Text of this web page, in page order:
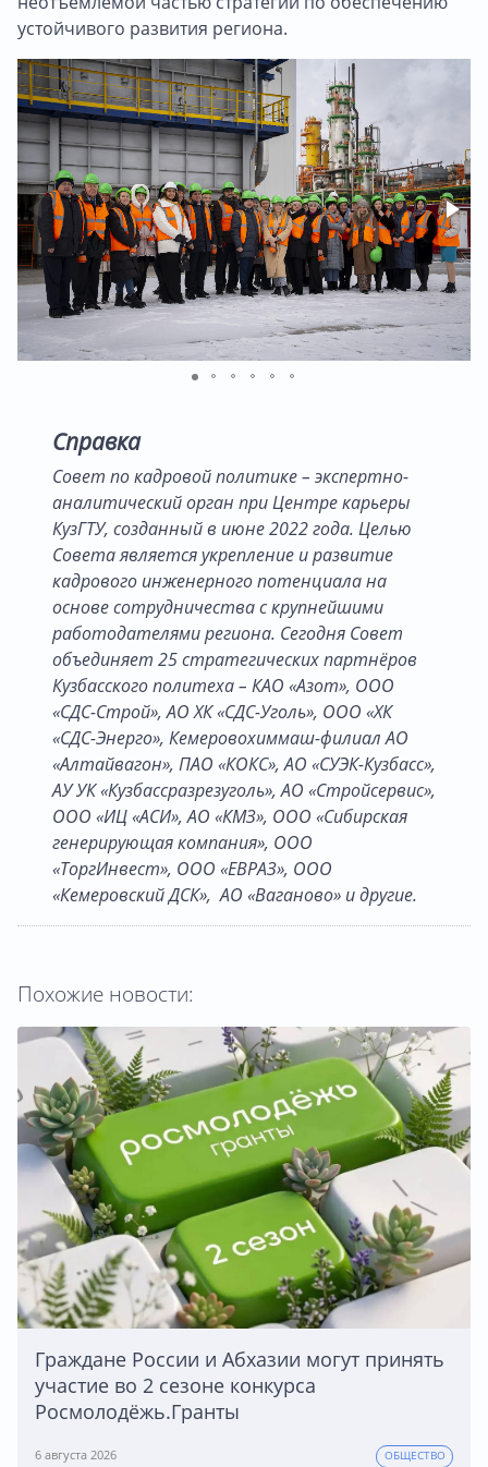
устойчивого развития региона.
Справка
Совет по кадровой политике – экспертно-
аналитический орган при Центре карьеры
КузГТУ, созданный в июне 2022 года. Целью
Совета является укрепление и развитие
кадрового инженерного потенциала на
основе сотрудничества с крупнейшими
работодателями региона. Сегодня Совет
объединяет 25 стратегических партнёров
Кузбасского политеха – КАО «Азот», ООО
«СДС-Строй», АО ХК «СДС-Уголь», ООО «ХК
«СДС-Энерго», Кемеровохиммаш-филиал АО
«Алтайвагон», ПАО «КОКС», АО «СУЭК-Кузбасс»,
АУ УК «Кузбассразрезуголь», АО «Стройсервис»,
ООО «ИЦ «АСИ», АО «КМЗ», ООО «Сибирская
генерирующая компания», ООО
«ТоргИнвест», ООО «ЕВРАЗ», ООО
«Кемеровский ДСК», АО «Ваганово» и другие.
Похожие новости:
Граждане России и Абхазии могут принять
участие во 2 сезоне конкурса
Росмолодёжь.Гранты
6 августа 2026 ОБЩЕСТВО